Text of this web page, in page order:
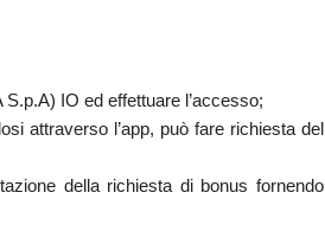
IO ed effettuare l’accesso;
attraverso l’app, può fare richiesta del
della richiesta di bonus fornendo